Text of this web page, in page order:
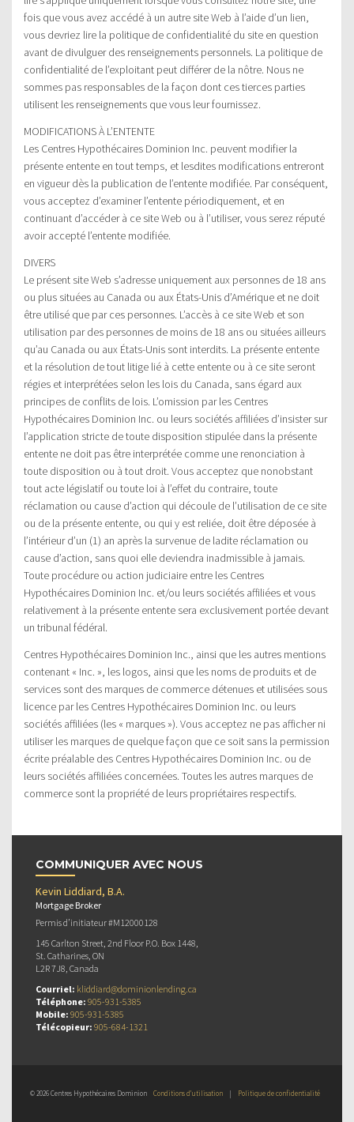
fois que vous avez accédé à un autre site Web à l’aide d’un lien,
vous devriez lire la politique de confidentialité du site en question
avant de divulguer des renseignements personnels. La politique de
confidentialité de l’exploitant peut différer de la nôtre. Nous ne
sommes pas responsables de la façon dont ces tierces parties
utilisent les renseignements que vous leur fournissez.
MODIFICATIONS À L’ENTENTE
Les Centres Hypothécaires Dominion Inc. peuvent modifier la
présente entente en tout temps, et lesdites modifications entreront
en vigueur dès la publication de l’entente modifiée. Par conséquent,
vous acceptez d’examiner l’entente périodiquement, et en
continuant d’accéder à ce site Web ou à l’utiliser, vous serez réputé
avoir accepté l’entente modifiée.
DIVERS
Le présent site Web s’adresse uniquement aux personnes de 18 ans
ou plus situées au Canada ou aux États-Unis d’Amérique et ne doit
être utilisé que par ces personnes. L’accès à ce site Web et son
utilisation par des personnes de moins de 18 ans ou situées ailleurs
qu’au Canada ou aux États-Unis sont interdits. La présente entente
et la résolution de tout litige lié à cette entente ou à ce site seront
régies et interprétées selon les lois du Canada, sans égard aux
principes de conflits de lois. L’omission par les Centres
Hypothécaires Dominion Inc. ou leurs sociétés affiliées d’insister sur
l’application stricte de toute disposition stipulée dans la présente
entente ne doit pas être interprétée comme une renonciation à
toute disposition ou à tout droit. Vous acceptez que nonobstant
tout acte législatif ou toute loi à l’effet du contraire, toute
réclamation ou cause d’action qui découle de l’utilisation de ce site
ou de la présente entente, ou qui y est reliée, doit être déposée à
l’intérieur d’un (1) an après la survenue de ladite réclamation ou
cause d’action, sans quoi elle deviendra inadmissible à jamais.
Toute procédure ou action judiciaire entre les Centres
Hypothécaires Dominion Inc. et/ou leurs sociétés affiliées et vous
relativement à la présente entente sera exclusivement portée devant
un tribunal fédéral.
Centres Hypothécaires Dominion Inc., ainsi que les autres mentions
contenant « Inc. », les logos, ainsi que les noms de produits et de
services sont des marques de commerce détenues et utilisées sous
licence par les Centres Hypothécaires Dominion Inc. ou leurs
sociétés affiliées (les « marques »). Vous acceptez ne pas afficher ni
utiliser les marques de quelque façon que ce soit sans la permission
écrite préalable des Centres Hypothécaires Dominion Inc. ou de
leurs sociétés affiliées concernées. Toutes les autres marques de
commerce sont la propriété de leurs propriétaires respectifs.
COMMUNIQUER AVEC NOUS
Kevin Liddiard, B.A.
Mortgage Broker
Permis d’initiateur #M12000128
145 Carlton Street, 2nd Floor P.O. Box 1448,
St. Catharines, ON
L2R 7J8, Canada
Courriel: kliddiard@dominionlending.ca
Téléphone: 905-931-5385
Mobile: 905-931-5385
Télécopieur: 905-684-1321
© 2026 Centres Hypothécaires Dominion Conditions d’utilisation | Politique de confidentialité